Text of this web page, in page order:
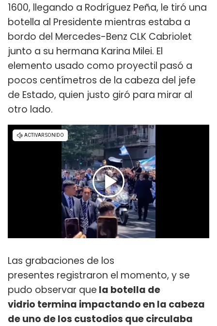
1600, llegando a Rodríguez Peña, le tiró una
botella al Presidente mientras estaba a
bordo del Mercedes-Benz CLK Cabriolet
junto a su hermana Karina Milei. El
elemento usado como proyectil pasó a
pocos centímetros de la cabeza del jefe
de Estado, quien justo giró para mirar al
otro lado.
Las grabaciones de los
presentes registraron el momento, y se
pudo observar que la botella de
vidrio termina impactando en la cabeza
de uno de los custodios que circulaba